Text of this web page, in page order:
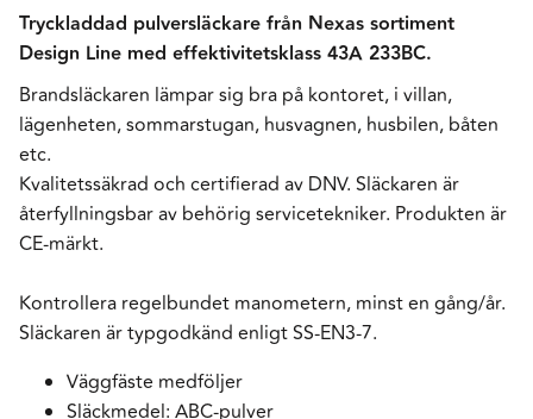
Tryckladdad pulversläckare från Nexas sortiment
Design Line med effektivitetsklass 43A 233BC.
Brandsläckaren lämpar sig bra på kontoret, i villan,
lägenheten, sommarstugan, husvagnen, husbilen, båten
etc.
Kvalitetssäkrad och certifierad av DNV. Släckaren är
återfyllningsbar av behörig servicetekniker. Produkten är
CE-märkt.
Kontrollera regelbundet manometern, minst en gång/år.
Släckaren är typgodkänd enligt SS-EN3-7.
Väggfäste medföljer
Släckmedel: ABC-pulver